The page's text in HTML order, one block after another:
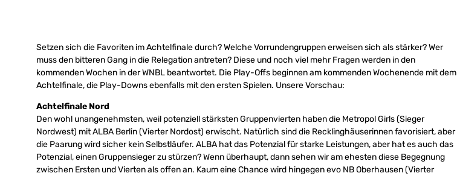
Setzen sich die Favoriten im Achtelfinale durch? Welche Vorrundengruppen erweisen sich als stärker? Wer
muss den bitteren Gang in die Relegation antreten? Diese und noch viel mehr Fragen werden in den
kommenden Wochen in der WNBL beantwortet. Die Play-Offs beginnen am kommenden Wochenende mit dem
Achtelfinale, die Play-Downs ebenfalls mit den ersten Spielen. Unsere Vorschau:
Achtelfinale Nord
Den wohl unangenehmsten, weil potenziell stärksten Gruppenvierten haben die Metropol Girls (Sieger
Nordwest) mit ALBA Berlin (Vierter Nordost) erwischt. Natürlich sind die Recklinghäuserinnen favorisiert, aber
die Paarung wird sicher kein Selbstläufer. ALBA hat das Potenzial für starke Leistungen, aber hat es auch das
Potenzial, einen Gruppensieger zu stürzen? Wenn überhaupt, dann sehen wir am ehesten diese Begegnung
zwischen Ersten und Vierten als offen an. Kaum eine Chance wird hingegen evo NB Oberhausen (Vierter